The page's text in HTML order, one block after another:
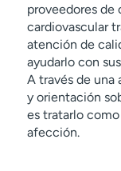
proveedores
cardiovascular
atención de
ayudarlo con
A través de una
y orientación
es tratarlo
afección.